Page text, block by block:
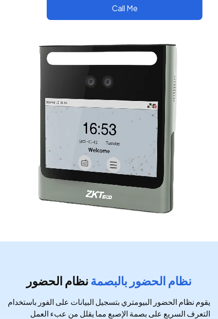
Call Me
نظام الحضور بالبصمة نظام الحضور
يقوم نظام الحضور البيومتري بتسجيل البيانات على الفور باستخدام
التعرف السريع على بصمة الإصبع مما يقلل من عبء العمل